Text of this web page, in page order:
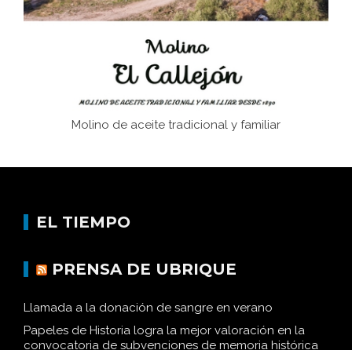
Historia y vivencias del poblado de Los Hurones
Molino de aceite tradicional y familiar
EL TIEMPO
PRENSA DE UBRIQUE
Llamada a la donación de sangre en verano
Papeles de Historia logra la mejor valoración en la
convocatoria de subvenciones de memoria histórica